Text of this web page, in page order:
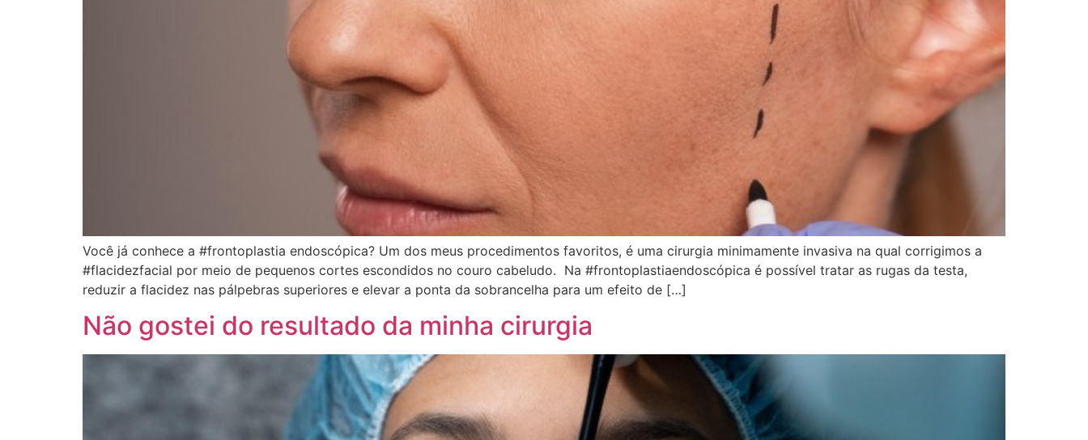
Você já conhece a #frontoplastia endoscópica? Um dos meus procedimentos favoritos, é uma cirurgia minimamente invasiva na qual corrigimos a
#flacidezfacial por meio de pequenos cortes escondidos no couro cabeludo. Na #frontoplastiaendoscópica é possível tratar as rugas da testa,
reduzir a flacidez nas pálpebras superiores e elevar a ponta da sobrancelha para um efeito de […]
Não gostei do resultado da minha cirurgia